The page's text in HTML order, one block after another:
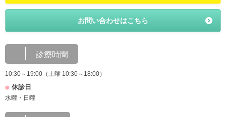
お問い合わせはこちら
診療時間
10:30～19:00（土曜 10:30～18:00）
休診日
水曜・日曜